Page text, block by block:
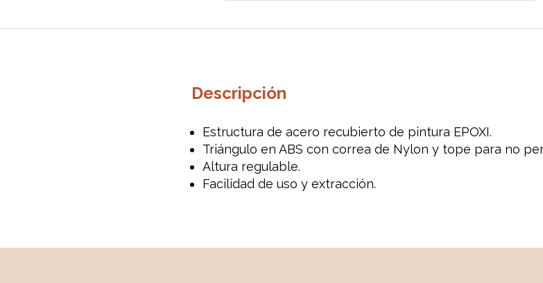
Descripción
Estructura de acero recubierto de pintura EPOXI.
Triángulo en ABS con correa de Nylon y tope para no
Altura regulable.
Facilidad de uso y extracción.